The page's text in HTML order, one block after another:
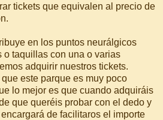
tickets que equivalen al precio de
en los puntos neurálgicos
o taquillas con una o varias
adquirir nuestros tickets.
este parque es muy poco
lo mejor es que cuando adquiráis
que queréis probar con el dedo y
de facilitaros el importe